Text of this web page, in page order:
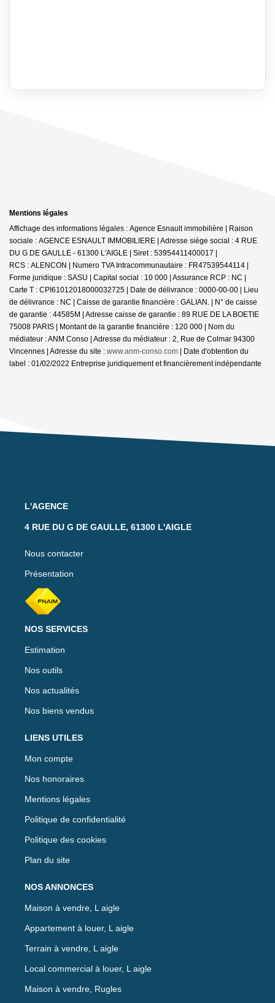
Mentions légales
Affichage des informations légales : Agence Esnault immobilière | Raison
sociale : AGENCE ESNAULT IMMOBILIERE | Adresse siège social : 4 RUE
DU G DE GAULLE - 61300 L'AIGLE | Siret : 53954411400017 |
RCS : ALENCON | Numero TVA Intracommunautaire : FR47539544114 |
Forme juridique : SASU | Capital social : 10 000 | Assurance RCP : NC |
Carte T : CPI61012018000032725 | Date de délivrance : 0000-00-00 | Lieu
de délivrance : NC | Caisse de garantie financière : GALIAN. | N° de caisse
de garantie : 44585M | Adresse caisse de garantie : 89 RUE DE LA BOETIE
75008 PARIS | Montant de la garantie financière : 120 000 | Nom du
médiateur : ANM Conso | Adresse du médiateur : 2, Rue de Colmar 94300
Vincennes | Adresse du site : www.anm-conso.com | Date d'obtention du
label : 01/02/2022 Entreprise juridiquement et financièrement indépendante
L'AGENCE
4 RUE DU G DE GAULLE, 61300 L'AIGLE
Nous contacter
Présentation
NOS SERVICES
Estimation
Nos outils
Nos actualités
Nos biens vendus
LIENS UTILES
Mon compte
Nos honoraires
Mentions légales
Politique de confidentialité
Politique des cookies
Plan du site
NOS ANNONCES
Maison à vendre, L aigle
Appartement à louer, L aigle
Terrain à vendre, L aigle
Local commercial à louer, L aigle
Maison à vendre, Rugles